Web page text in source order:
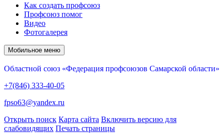
Как создать профсоюз
Профсоюз помог
Видео
Фотогалерея
Мобильное меню
Областной союз «Федерация профсоюзов Самарской области»
+7(846) 333-40-05
fpso63@yandex.ru
Открыть поиск Карта сайта Включить версию для
слабовидящих Печать страницы